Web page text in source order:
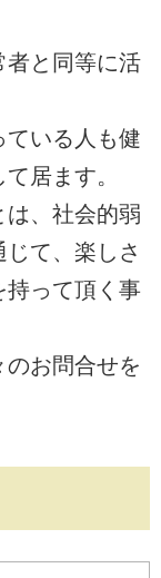
者と同等に活
ている人も健
居ます。
、社会的弱
て、楽しさ
持って頂く事
お問合せを